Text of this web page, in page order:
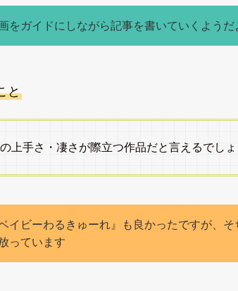
をガイドにしながら記事を書いていくようだ
と
上手さ・凄さが際立つ作品だと言えるでしょ
イビーわるきゅーれ』も良かったですが、そ
っています